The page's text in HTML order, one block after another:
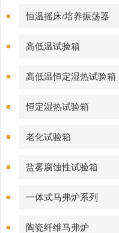
恒温摇床/培养振荡器
高低温试验箱
高低温恒定湿热试验箱
恒定湿热试验箱
老化试验箱
盐雾腐蚀性试验箱
一体式马弗炉系列
陶瓷纤维马弗炉